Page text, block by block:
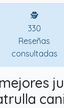
🕵
330
Reseñas
consultadas